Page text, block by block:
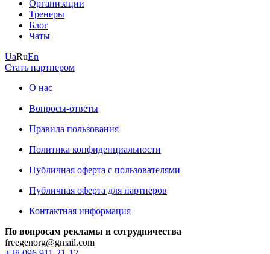
Организации
Тренеры
Блог
Чаты
UaRuEn
Стать партнером
О нас
Вопросы-ответы
Правила пользования
Политика конфиденциальности
Публичная оферта с пользователями
Публичная оферта для партнеров
Контактная информация
По вопросам рекламы и сотрудничества
freegenorg@gmail.com